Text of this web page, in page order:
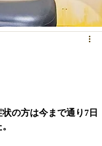
の方は今まで通り7日